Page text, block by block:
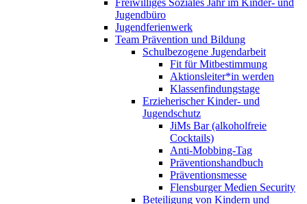
Freiwilliges Soziales Jahr im Kinder- und
Jugendbüro
Jugendferienwerk
Team Prävention und Bildung
Schulbezogene Jugendarbeit
Fit für Mitbestimmung
Aktionsleiter*in werden
Klassenfindungstage
Erzieherischer Kinder- und
Jugendschutz
JiMs Bar (alkoholfreie
Cocktails)
Anti-Mobbing-Tag
Präventionshandbuch
Präventionsmesse
Flensburger Medien Security
Beteiligung von Kindern und